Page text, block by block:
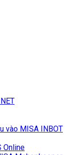
vào MISA INBOT
Online